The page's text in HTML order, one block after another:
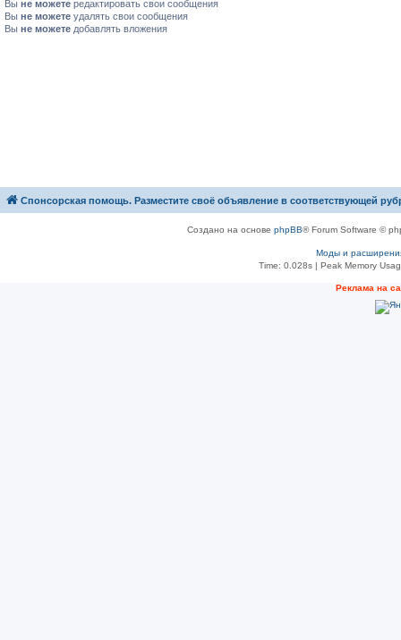
Вы не можете редактировать свои сообщения
Вы не можете удалять свои сообщения
Вы не можете добавлять вложения
Спонсорская помощь. Разместите своё объявление в соответствующей
Создано на основе phpBB® Forum Software ©
Моды и
Time: 0.028s| Peak Memory
Рeклама на